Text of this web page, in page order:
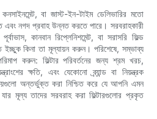
বা জাস্ট-ইন-টাইম ডেলিভারির মতো
এবং নগদ প্রবাহ উন্নত করতে পারে। সরবরাহকারী
কানবান রিপ্লেনিশমেন্ট, বা সরাসরি ফিল্ড
ইচ্ছুক কিনা তা মূল্যায়ন করুন। পরিশেষে, সম্ভাব্য
করুন: ফিল্টার পরিবর্তনের জন্য শ্রম খরচ,
ক্ষতি, এবং যেকোনো ব্র্যান্ড বা নিয়ন্ত্রক
অন্তর্ভুক্ত করা নিশ্চিত করে যে আপনি এমন
মূল্য তাদের সরবরাহ করা ফিল্টারগুলোর প্রকৃত